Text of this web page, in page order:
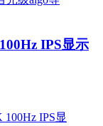
IPS显示